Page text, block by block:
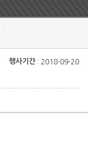
행사기간 : 2018-09-20